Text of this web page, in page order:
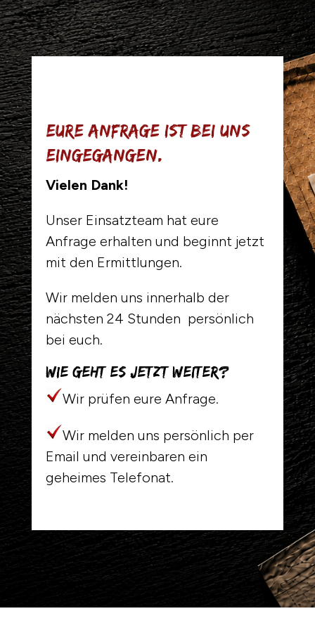
Eure Anfrage ist bei uns
eingegangen.
Vielen Dank!
Unser Einsatzteam hat eure
Anfrage erhalten und beginnt jetzt
mit den Ermittlungen.
Wir melden uns innerhalb der
nächsten 24 Stunden persönlich
bei euch.
Wie geht es jetzt weiter?
Wir prüfen eure Anfrage.
Wir melden uns persönlich per
Email und vereinbaren ein
geheimes Telefonat.